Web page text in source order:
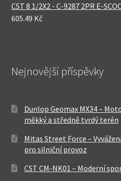
CST 8 1/2X2 - C-9287 2PR E-
605.49 Kč
Nejnovější příspěvky
Dunlop Geomax MX34 –
měkký a středně tvrdý terén
Mitas Street Force –
pro silniční provoz
CST CM-NK01 – Moderní